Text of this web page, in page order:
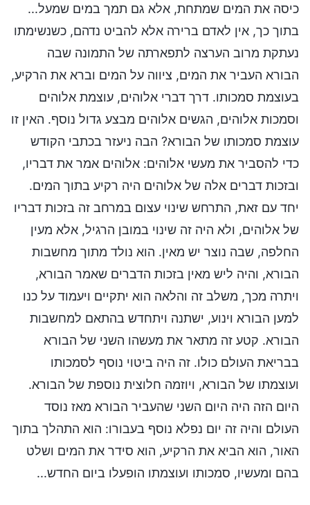
כיסה את המים שמתחת, אלא גם תמך במים שמעל...
בתוך כך, אין לאדם ברירה אלא להביט נדהם, כשנשימתו
נעתקת מרוב הערצה לתפארתה של התמונה שבה
הבורא העביר את המים, ציווה על המים וברא את הרקיע,
בעוצמת סמכותו. דרך דברי אלוהים, עוצמת אלוהים
וסמכות אלוהים, הגשים אלוהים מבצע גדול נוסף. האין זו
עוצמת סמכותו של הבורא? הבה ניעזר בכתבי הקודש
כדי להסביר את מעשי אלוהים: אלוהים אמר את דבריו,
ובזכות דברים אלה של אלוהים היה רקיע בתוך המים.
יחד עם זאת, התרחש שינוי עצום במרחב זה בזכות דבריו
של אלוהים, ולא היה זה שינוי במובן הרגיל, אלא מעין
החלפה, שבה נוצר יש מאין. הוא נולד מתוך מחשבות
הבורא, והיה ליש מאין בזכות הדברים שאמר הבורא,
ויתרה מכך, משלב זה והלאה הוא יתקיים ויעמוד על כנו
למען הבורא וינוע, ישתנה ויתחדש בהתאם למחשבות
הבורא. קטע זה מתאר את מעשהו השני של הבורא
בבריאת העולם כולו. זה היה ביטוי נוסף לסמכותו
ועוצמתו של הבורא, ויוזמה חלוצית נוספת של הבורא.
היום הזה היה היום השני שהעביר הבורא מאז נוסד
העולם והיה זה יום נפלא נוסף בעבורו: הוא התהלך בתוך
האור, הוא הביא את הרקיע, הוא סידר את המים ושלט
בהם ומעשיו, סמכותו ועוצמתו הופעלו ביום החדש...